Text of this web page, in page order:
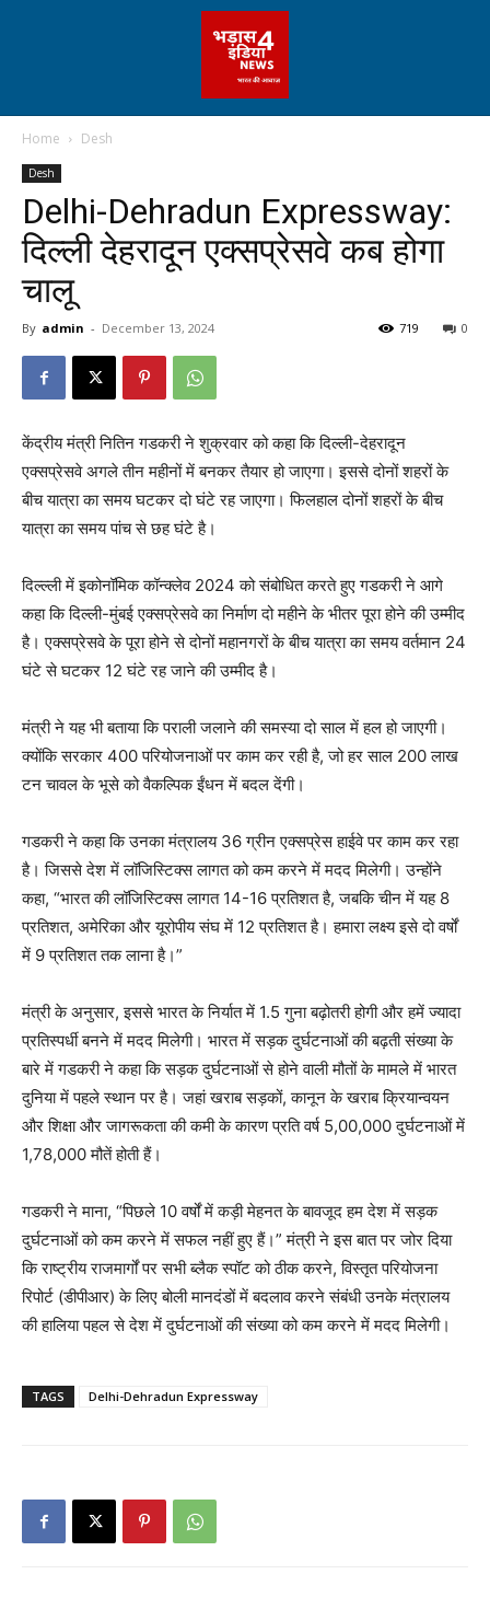
Home Desh
Desh
Delhi-Dehradun Expressway:
दिल्ली देहरादून एक्सप्रेसवे कब होगा
चालू
By admin - December 13, 2024 0
719
केंद्रीय मंत्री नितिन गडकरी ने शुक्रवार को कहा कि दिल्ली-देहरादून
एक्सप्रेसवे अगले तीन महीनों में बनकर तैयार हो जाएगा। इससे दोनों शहरों के
बीच यात्रा का समय घटकर दो घंटे रह जाएगा। फिलहाल दोनों शहरों के बीच
यात्रा का समय पांच से छह घंटे है।
दिल्ल्ली में इकोनॉमिक कॉन्क्लेव 2024 को संबोधित करते हुए गडकरी ने आगे
कहा कि दिल्ली-मुंबई एक्सप्रेसवे का निर्माण दो महीने के भीतर पूरा होने की उम्मीद
है। एक्सप्रेसवे के पूरा होने से दोनों महानगरों के बीच यात्रा का समय वर्तमान 24
घंटे से घटकर 12 घंटे रह जाने की उम्मीद है।
मंत्री ने यह भी बताया कि पराली जलाने की समस्या दो साल में हल हो जाएगी।
क्योंकि सरकार 400 परियोजनाओं पर काम कर रही है, जो हर साल 200 लाख
टन चावल के भूसे को वैकल्पिक ईंधन में बदल देंगी।
गडकरी ने कहा कि उनका मंत्रालय 36 ग्रीन एक्सप्रेस हाईवे पर काम कर रहा
है। जिससे देश में लॉजिस्टिक्स लागत को कम करने में मदद मिलेगी। उन्होंने
कहा, “भारत की लॉजिस्टिक्स लागत 14-16 प्रतिशत है, जबकि चीन में यह 8
प्रतिशत, अमेरिका और यूरोपीय संघ में 12 प्रतिशत है। हमारा लक्ष्य इसे दो वर्षों
में 9 प्रतिशत तक लाना है।”
मंत्री के अनुसार, इससे भारत के निर्यात में 1.5 गुना बढ़ोतरी होगी और हमें ज्यादा
प्रतिस्पर्धी बनने में मदद मिलेगी। भारत में सड़क दुर्घटनाओं की बढ़ती संख्या के
बारे में गडकरी ने कहा कि सड़क दुर्घटनाओं से होने वाली मौतों के मामले में भारत
दुनिया में पहले स्थान पर है। जहां खराब सड़कों, कानून के खराब क्रियान्वयन
और शिक्षा और जागरूकता की कमी के कारण प्रति वर्ष 5,00,000 दुर्घटनाओं में
1,78,000 मौतें होती हैं।
गडकरी ने माना, “पिछले 10 वर्षों में कड़ी मेहनत के बावजूद हम देश में सड़क
दुर्घटनाओं को कम करने में सफल नहीं हुए हैं।” मंत्री ने इस बात पर जोर दिया
कि राष्ट्रीय राजमार्गों पर सभी ब्लैक स्पॉट को ठीक करने, विस्तृत परियोजना
रिपोर्ट (डीपीआर) के लिए बोली मानदंडों में बदलाव करने संबंधी उनके मंत्रालय
की हालिया पहल से देश में दुर्घटनाओं की संख्या को कम करने में मदद मिलेगी।
TAGS Delhi-Dehradun Expressway